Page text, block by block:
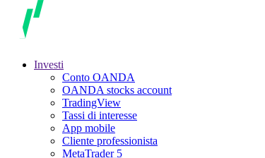
Investi
Conto OANDA
OANDA stocks account
TradingView
Tassi di interesse
App mobile
Cliente professionista
MetaTrader 5